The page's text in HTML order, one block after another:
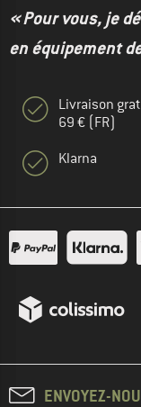
« Pour vous, je
en équipement
Livraison
69 € (FR)
Klarna
ENVOYEZ-